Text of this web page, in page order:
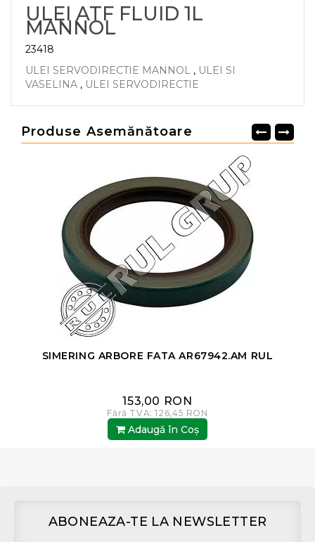
ULEI ATF FLUID 1L
MANNOL
23418
ULEI SERVODIRECTIE MANNOL , ULEI SI
VASELINA , ULEI SERVODIRECTIE
Produse Asemănătoare
SIMERING ARBORE FATA AR67942.AM RUL
153,00 RON
Fără TVA: 126,45 RON
Adaugă în Coş
ABONEAZA-TE LA NEWSLETTER